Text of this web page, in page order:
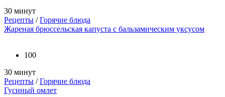
30 минут
Рецепты /Горячие блюда
Жареная брюссельская капуста с бальзамическим уксусом
100
30 минут
Рецепты /Горячие блюда
Гусиный омлет